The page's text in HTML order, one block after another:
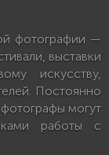
фотографии —
выставки
искусству,
Постоянно
могут
работы с